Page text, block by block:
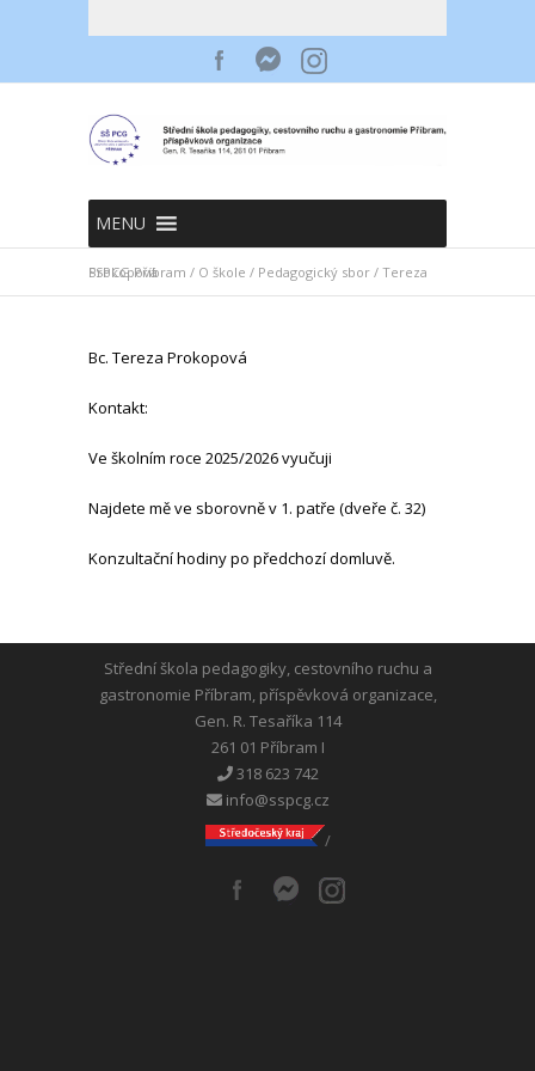
MENU
SSPCG Příbram / O škole / Pedagogický sbor /
Tereza Prokopová
Bc. Tereza Prokopová
Kontakt:
Ve školním roce 2025/2026 vyučuji
Najdete mě ve sborovně v 1. patře (dveře č. 32)
Konzultační hodiny po předchozí domluvě.
Střední škola pedagogiky, cestovního ruchu a
gastronomie Příbram, příspěvková organizace,
Gen. R. Tesaříka 114
261 01 Příbram I
318 623 742
info@sspcg.cz
/